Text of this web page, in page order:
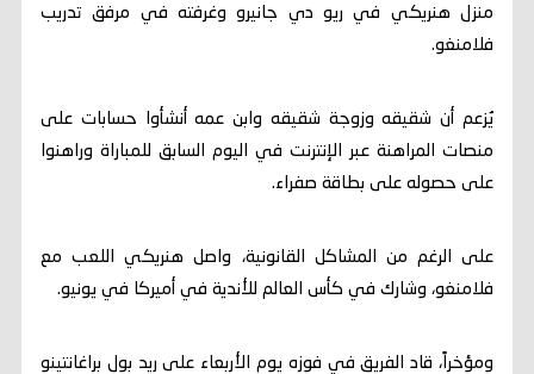
منزل هنريكي في ريو دي جانيرو وغرفته في مرفق تدريب
فلامنغو.
يُزعم أن شقيقه وزوجة شقيقه وابن عمه أنشأوا حسابات على
منصات المراهنة عبر الإنترنت في اليوم السابق للمباراة وراهنوا
على حصوله على بطاقة صفراء.
على الرغم من المشاكل القانونية، واصل هنريكي اللعب مع
فلامنغو، وشارك في كأس العالم للأندية في أميركا في يونيو.
ومؤخراً، قاد الفريق في فوزه يوم الأربعاء على ريد بول براغانتينو